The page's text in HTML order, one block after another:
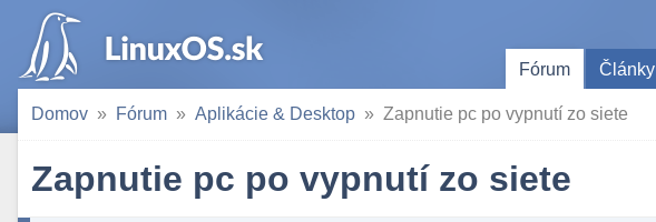
Fórum
Články
Domov Fórum Aplikácie & Desktop Zapnutie pc po vypnutí zo siete
Zapnutie pc po vypnutí zo siete